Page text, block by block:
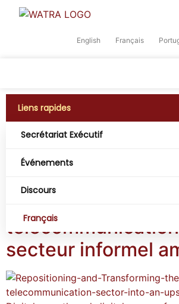
English Français
Liens rapides
Secrétariat Exécutif
Événements
Discours
Français
Étiquette :
Repositionner et
secteur informel